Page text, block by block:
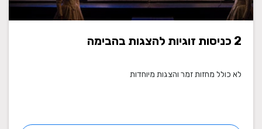
2 כניסות זוגיות להצגות בהבימה
לא כולל מחזות זמר והצגות מיוחדות